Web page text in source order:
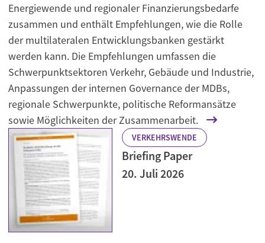
Energiewende und regionaler Finanzierungsbedarfe
zusammen und enthält Empfehlungen, wie die Rolle
der multilateralen Entwicklungsbanken gestärkt
werden kann. Die Empfehlungen umfassen die
Schwerpunktsektoren Verkehr, Gebäude und Industrie,
Anpassungen der internen Governance der MDBs,
regionale Schwerpunkte, politische Reformansätze
sowie Möglichkeiten der Zusammenarbeit.
VERKEHRSWENDE
Briefing Paper
20. Juli 2026